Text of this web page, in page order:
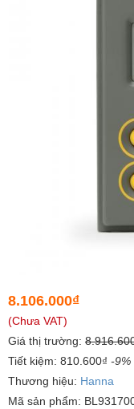
8.106.000₫
(Chưa VAT)
Giá thị trường:
Tiết kiệm: 810.600₫ -9%
Thương hiệu: Hanna
Mã sản phẩm: